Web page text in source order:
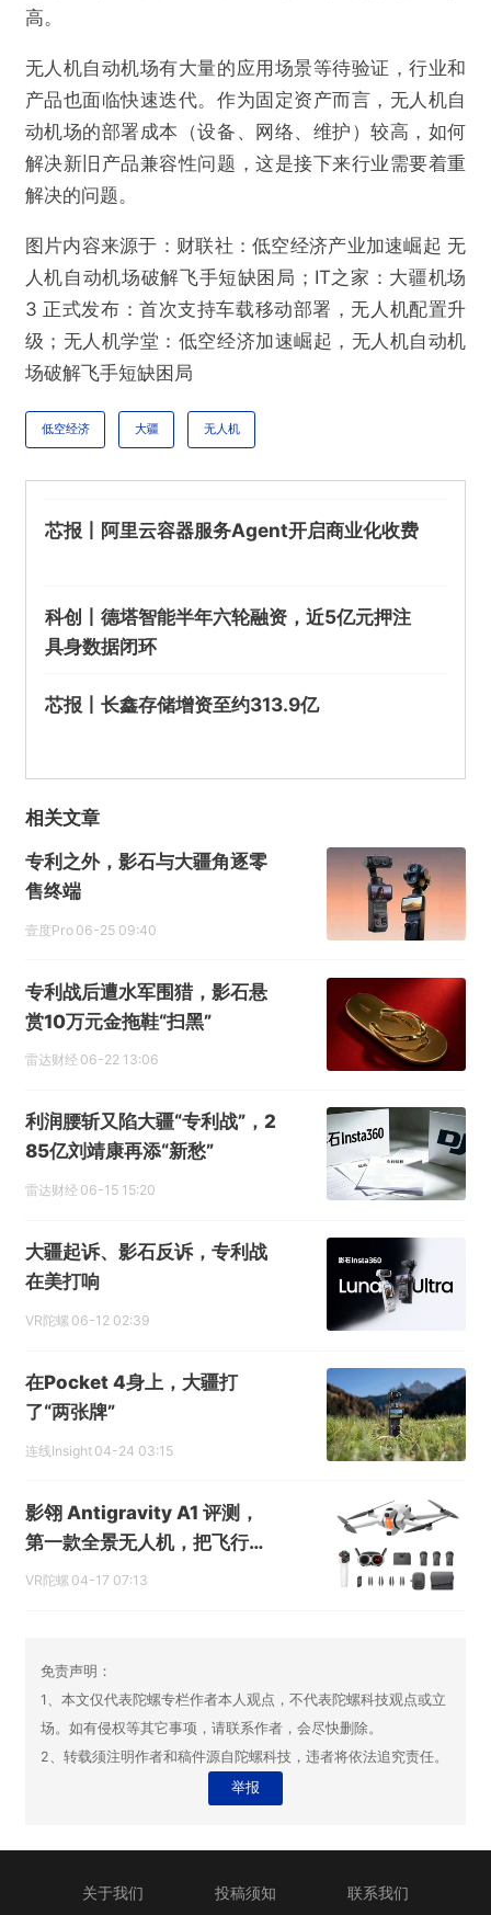
高。
无人机自动机场有大量的应用场景等待验证，行业和
产品也面临快速迭代。作为固定资产而言，无人机自
动机场的部署成本（设备、网络、维护）较高，如何
解决新旧产品兼容性问题，这是接下来行业需要着重
解决的问题。
图片内容来源于：财联社：低空经济产业加速崛起 无
人机自动机场破解飞手短缺困局；IT之家：大疆机场
3 正式发布：首次支持车载移动部署，无人机配置升
级；无人机学堂：低空经济加速崛起，无人机自动机
场破解飞手短缺困局
低空经济 大疆 无人机
芯报丨阿里云容器服务Agent开启商业化收费
科创丨德塔智能半年六轮融资，近5亿元押注
具身数据闭环
芯报丨长鑫存储增资至约313.9亿
相关文章
专利之外，影石与大疆角逐零
售终端
壹度Pro 06-25 09:40
专利战后遭水军围猎，影石悬
赏10万元金拖鞋“扫黑”
雷达财经 06-22 13:06
利润腰斩又陷大疆“专利战”，2
85亿刘靖康再添“新愁”
雷达财经 06-15 15:20
大疆起诉、影石反诉，专利战
在美打响
VR陀螺 06-12 02:39
在Pocket 4身上，大疆打
了“两张牌”
连线Insight 04-24 03:15
影翎 Antigravity A1 评测，
第一款全景无人机，把飞行这
件事重新想了一遍
VR陀螺 04-17 07:13
免责声明：
1、本文仅代表陀螺专栏作者本人观点，不代表陀螺科技观点或立
场。如有侵权等其它事项，请联系作者，会尽快删除。
2、转载须注明作者和稿件源自陀螺科技，违者将依法追究责任。
举报
关于我们 投稿须知 联系我们